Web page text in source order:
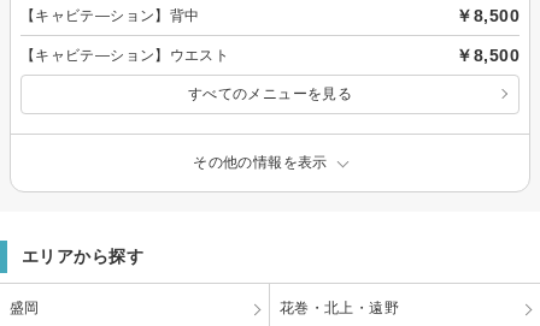
【キャビテ―ション】背中 ￥8,500
【キャビテ―ション】ウエスト ￥8,500
すべてのメニューを見る
その他の情報を表示
エリアから探す
盛岡 花巻・北上・遠野